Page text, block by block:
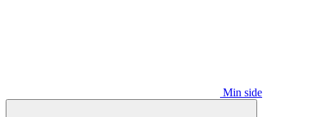
Min side